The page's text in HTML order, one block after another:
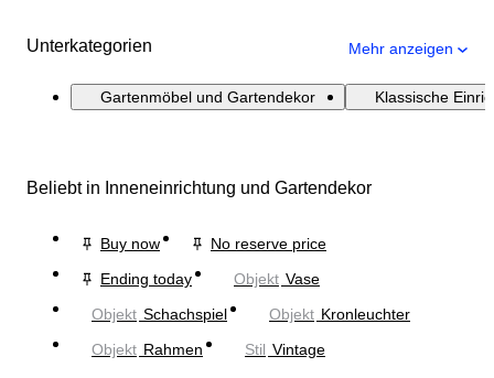
Unterkategorien Mehr anzeigen
Gartenmöbel und Gartendekor Klassische
Beliebt in Inneneinrichtung und Gartendekor
Buy now
No reserve price
Ending today
Objekt Vase
Objekt Schachspiel Objekt Kronleuchter
Objekt Rahmen Stil Vintage